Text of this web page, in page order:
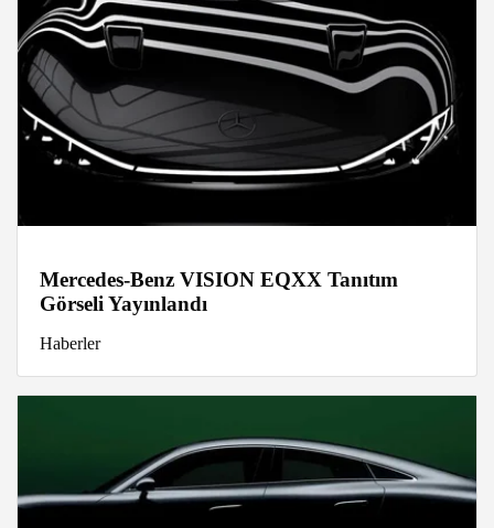
Mercedes-Benz VISION EQXX Tanıtım
Görseli Yayınlandı
Haberler